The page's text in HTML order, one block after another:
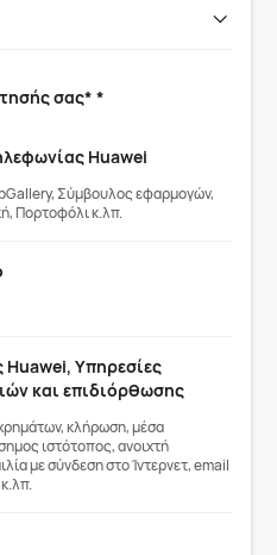
σας* *
Huawei
Σύμβουλος εφαρμογών,
Πορτοφόλι κ.λπ.
Huawei, Υπηρεσίες
και επιδιόρθωσης
κλήρωση, μέσα
ιστότοπος, ανοιχτή
με σύνδεση στο Ίντερνετ, email